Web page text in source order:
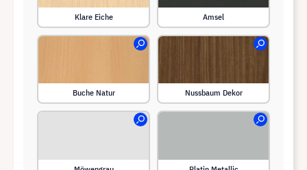
Klare Eiche Amsel
Buche Natur Nussbaum Dekor